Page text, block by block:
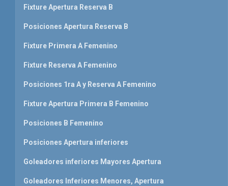
Fixture Apertura Reserva B
Posiciones Apertura Reserva B
Fixture Primera A Femenino
Fixture Reserva A Femenino
Posiciones 1ra A y Reserva A Femenino
Fixture Apertura Primera B Femenino
Posiciones B Femenino
Posiciones Apertura inferiores
Goleadores inferiores Mayores Apertura
Goleadores Inferiores Menores, Apertura